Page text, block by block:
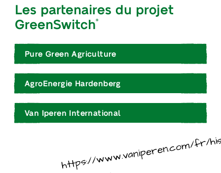
Les partenaires du projet
GreenSwitch®
Pure Green Agriculture
AgroEnergie Hardenberg
Van Iperen International
https://www.vaniperen.com/fr/